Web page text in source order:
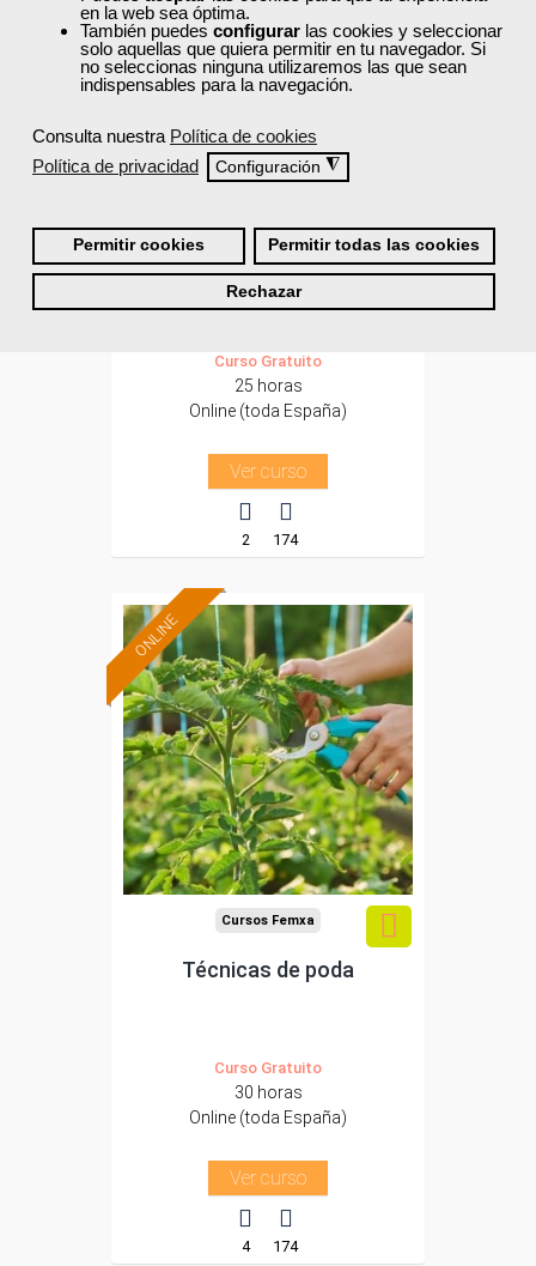
en la web sea óptima.
También puedes configurar las cookies y seleccionar
solo aquellas que quiera permitir en tu navegador. Si
no seleccionas ninguna utilizaremos las que sean
indispensables para la navegación.
Consulta nuestra Política de cookies
Política de privacidad
Configuración ◮
Permitir cookies Permitir todas las cookies
Rechazar
Para desempleados,
trabajadores y
autónomos.
-Agricultura y Ganadería.
Gestión integrada de plagas
Curso Gratuito
25 horas
Online (toda España)
Ver curso
2 174
ONLINE
Formación 100%
subvencionada.
Para desempleados,
trabajadores y
autónomos.
Sector
-Agricultura y Ganadería.
Cursos Femxa
Técnicas de poda
Curso Gratuito
30 horas
Online (toda España)
Ver curso
4 174